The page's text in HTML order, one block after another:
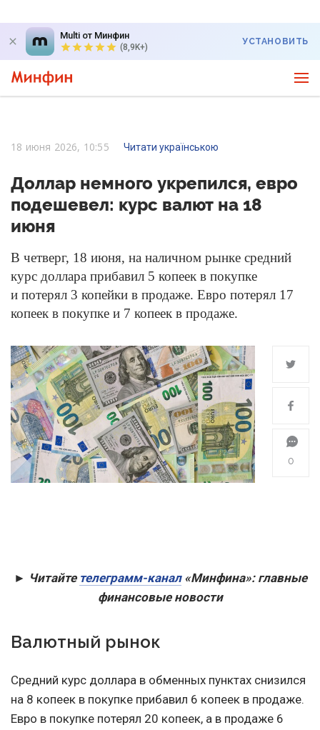
Multi от Минфин
(8,9K+)
УСТАНОВИТЬ
18 июня 2026, 10:55 Читати українською
Доллар немного укрепился, евро
подешевел: курс валют на 18
июня
В четверг, 18 июня, на наличном рынке средний
курс доллара прибавил 5 копеек в покупке
и потерял 3 копейки в продаже. Евро потерял 17
копеек в покупке и 7 копеек в продаже.
0
► Читайте телеграмм-канал«Минфина»: главные
финансовые новости
Валютный рынок
Средний курс доллара в обменных пунктах снизился
на 8 копеек в покупке прибавил 6 копеек в продаже.
Евро в покупке потерял 20 копеек, а в продаже 6